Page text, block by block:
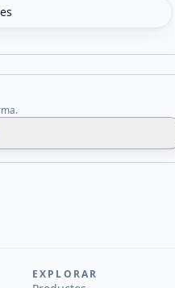
EXPLORAR